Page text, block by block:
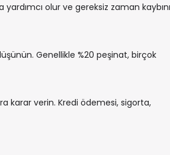
olur ve gereksiz zaman kaybını
Genellikle %20 peşinat, birçok
karar verin. Kredi ödemesi, sigorta,